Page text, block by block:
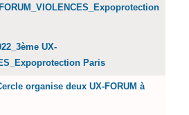
UX-
Paris
organise deux UX-FORUM à